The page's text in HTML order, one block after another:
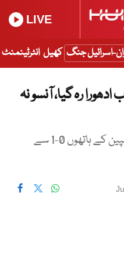
LIVE
اسرائیل جنگ کھیل انٹرٹینمنٹ
رہ گیا، آنسو نہ
پری کوارٹر فائنل میں پرتگال کو اسپین کے ہاتھوں 0-1 سے